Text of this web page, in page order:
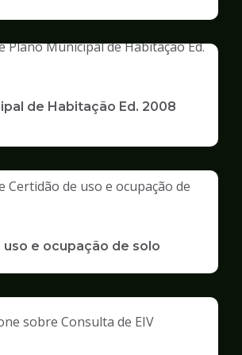
Desenvolvimento
Urbano
de Habitação Ed. 2008
e ocupação de solo